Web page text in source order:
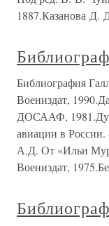
1887.Казанова Д.
Библиография
Воениздат,
ДОСААФ,
авиации в
А.Д. От «Ильи
Воениздат,